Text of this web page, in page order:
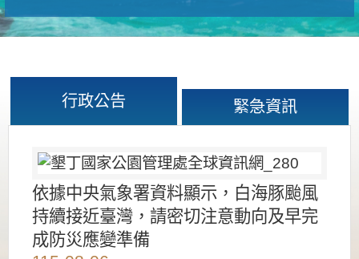
行政公告 緊急資訊
依據中央氣象署資料顯示，白海豚颱風
持續接近臺灣，請密切注意動向及早完
成防災應變準備